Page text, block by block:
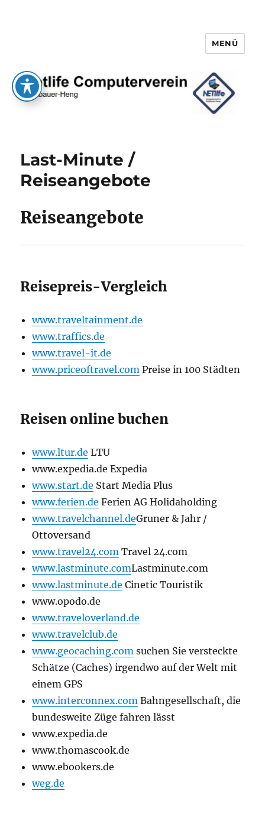
MENÜ
Last-Minute /
Reiseangebote
Reiseangebote
Reisepreis-Vergleich
www.traveltainment.de
www.traffics.de
www.travel-it.de
www.priceoftravel.com Preise in 100 Städten
Reisen online buchen
www.ltur.de LTU
www.expedia.de Expedia
www.start.de Start Media Plus
www.ferien.de Ferien AG Holidaholding
www.travelchannel.deGruner & Jahr /
Ottoversand
www.travel24.com Travel 24.com
www.lastminute.comLastminute.com
www.lastminute.de Cinetic Touristik
www.opodo.de
www.traveloverland.de
www.travelclub.de
www.geocaching.com suchen Sie versteckte
Schätze (Caches) irgendwo auf der Welt mit
einem GPS
www.interconnex.com Bahngesellschaft, die
bundesweite Züge fahren lässt
www.expedia.de
www.thomascook.de
www.ebookers.de
weg.de